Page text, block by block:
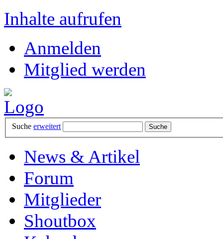
Inhalte aufrufen
Anmelden
Mitglied werden
Suche erweitert
News & Artikel
Forum
Mitglieder
Shoutbox